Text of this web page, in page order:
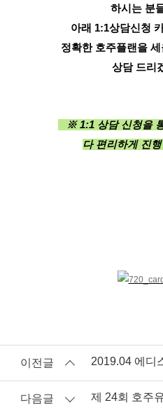
하시는 분
아래 1:1상담신청
정확한 호주플랜을
상담 드리
※ 1:1 상담 신청을
다 편리하게 진
이전글
다음글 제 24회 호주